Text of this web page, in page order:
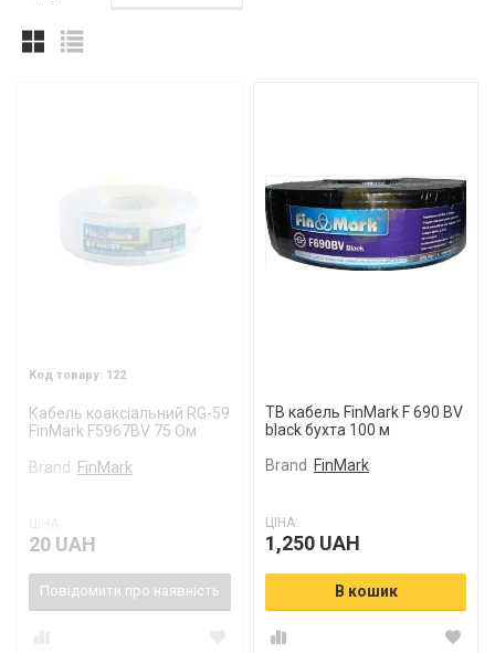
122
Кабель коаксіальний RG-59
FinMark F5967BV 75 Ом
Brand FinMark
20 UAH
Повідомити про наявність
ТВ кабель FinMark F 690 BV
black бухта 100 м
Brand FinMark
ЦІНА:
1,250 UAH
В кошик